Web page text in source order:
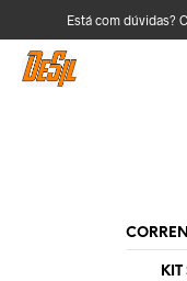
Está com dúvidas?